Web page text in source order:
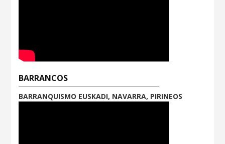
BARRANCOS
BARRANQUISMO EUSKADI, NAVARRA, PIRINEOS